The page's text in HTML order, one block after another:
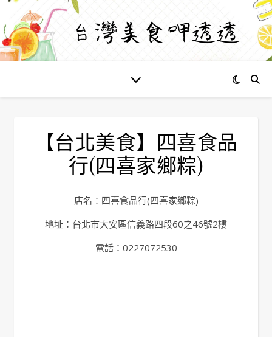
【台北美食】四喜食品
行(四喜家鄉粽)
店名：四喜食品行(四喜家鄉粽)
地址：台北市大安區信義路四段60之46號2樓
電話：0227072530